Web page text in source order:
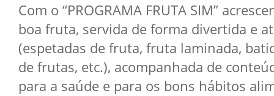
Com o “PROGRAMA FRUTA SIM”
boa fruta, servida de forma divertida e
(espetadas de fruta, fruta laminada,
de frutas, etc.), acompanhada de
para a saúde e para os bons hábitos